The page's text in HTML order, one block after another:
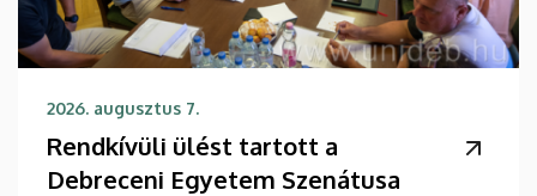
2026. augusztus 7.
Rendkívüli ülést tartott a
Debreceni Egyetem Szenátusa